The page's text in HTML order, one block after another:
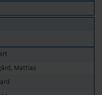
Mattias